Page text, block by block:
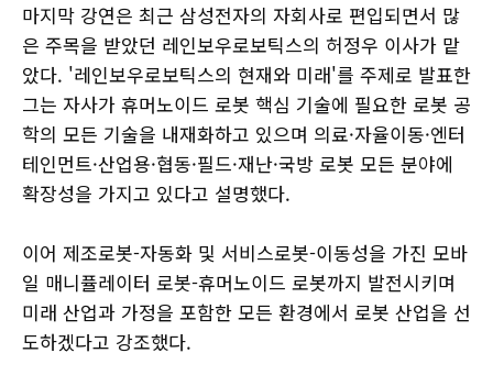
마지막 강연은 최근 삼성전자의 자회사로 편입되면서 많
은 주목을 받았던 레인보우로보틱스의 허정우 이사가 맡
았다. '레인보우로보틱스의 현재와 미래'를 주제로 발표한
그는 자사가 휴머노이드 로봇 핵심 기술에 필요한 로봇 공
학의 모든 기술을 내재화하고 있으며 의료·자율이동·엔터
테인먼트·산업용·협동·필드·재난·국방 로봇 모든 분야에
확장성을 가지고 있다고 설명했다.
이어 제조로봇-자동화 및 서비스로봇-이동성을 가진 모바
일 매니퓰레이터 로봇-휴머노이드 로봇까지 발전시키며
미래 산업과 가정을 포함한 모든 환경에서 로봇 산업을 선
도하겠다고 강조했다.